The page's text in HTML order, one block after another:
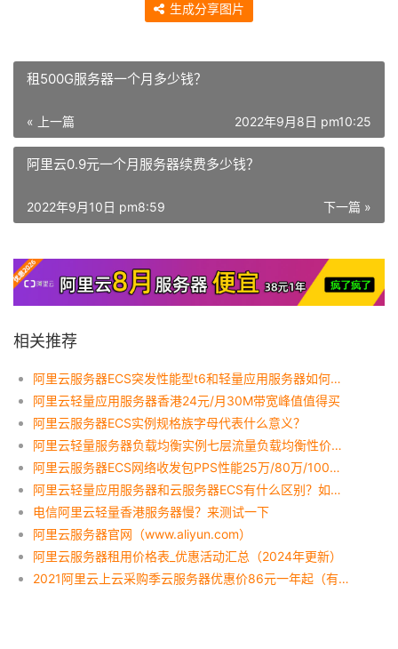
生成分享图片
租500G服务器一个月多少钱？
« 上一篇 2022年9月8日 pm10:25
阿里云0.9元一个月服务器续费多少钱？
下一篇 »
2022年9月10日 pm8:59
相关推荐
阿里云服务器ECS突发性能型t6和轻量应用服务器如何选择？
阿里云轻量应用服务器香港24元/月30M带宽峰值值得买
阿里云服务器ECS实例规格族字母代表什么意义？
阿里云轻量服务器负载均衡实例七层流量负载均衡性价比高
阿里云服务器ECS网络收发包PPS性能25万/80万/100万PPS详解
阿里云轻量应用服务器和云服务器ECS有什么区别？如何选择？
电信阿里云轻量香港服务器慢？来测试一下
阿里云服务器官网（www.aliyun.com）
阿里云服务器租用价格表_优惠活动汇总（2024年更新）
2021阿里云上云采购季云服务器优惠价86元一年起（有高配）